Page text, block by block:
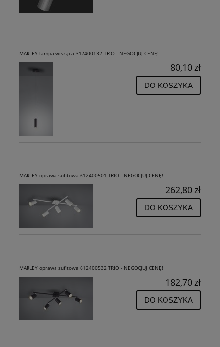
MARLEY lampa wisząca 312400132 TRIO - NEGOCJUJ CENĘ!
80,10 zł
DO KOSZYKA
MARLEY oprawa sufitowa 612400501 TRIO - NEGOCJUJ CENĘ!
262,80 zł
DO KOSZYKA
MARLEY oprawa sufitowa 612400532 TRIO - NEGOCJUJ CENĘ!
182,70 zł
DO KOSZYKA